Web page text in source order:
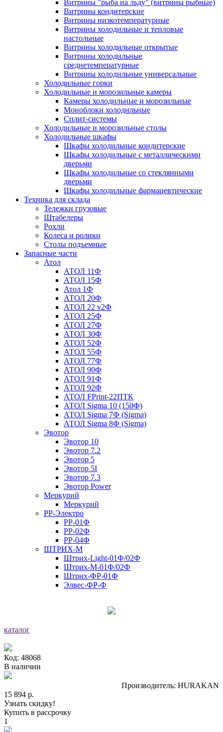
Витрины "рыба на льду" (витрины рыбные)
Витрины кондитерские
Витрины низкотемпературные
Витрины холодильные и тепловые
настольные
Витрины холодильные открытые
Витрины холодильные
среднетемпературные
Витрины холодильные универсальные
Холодильные горки
Холодильные и морозильные камеры
Камеры холодильные и морозильные
Моноблоки холодильные
Сплит-системы
Холодильные и морозильные столы
Холодильные шкафы
Шкафы холодильные кондитерские
Шкафы холодильные с металлическими
дверьми
Шкафы холодильные со стеклянными
дверьми
Шкафы холодильные фармацевтические
Техника для склада
Тележки грузовые
Штабелеры
Рохли
Колеса и ролики
Столы подъемные
Запасные части
Атол
АТОЛ 11Ф
АТОЛ 15Ф
Атол 1Ф
АТОЛ 20Ф
АТОЛ 22 v2Ф
АТОЛ 25Ф
АТОЛ 27Ф
АТОЛ 30Ф
АТОЛ 52Ф
АТОЛ 55Ф
АТОЛ 77Ф
АТОЛ 90Ф
АТОЛ 91Ф
АТОЛ 92Ф
АТОЛ FPrint-22ПТК
АТОЛ Sigma 10 (150Ф)
АТОЛ Sigma 7Ф (Sigma)
АТОЛ Sigma 8Ф (Sigma)
Эвотор
Эвотор 10
Эвотор 7.2
Эвотор 5
Эвотор 5I
Эвотор 7.3
Эвотор Power
Меркурий
Меркурий
РР-Электро
РР-01Ф
РР-02Ф
РР-04Ф
ШТРИХ-М
Штрих-Light-01Ф/02Ф
Штрих-М-01Ф/02Ф
Штрих-ФР-01Ф
Элвес-ФР-Ф
каталог
Код: 48068
В наличии
Производитель: HURAKAN
15 894 р.
Узнать скидку!
Купить в рассрочку
1